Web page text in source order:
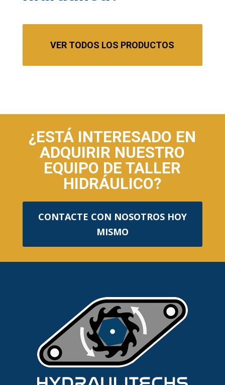
VER TODOS LOS PRODUCTOS
¿ESTÁ INTERESADO EN
ADQUIRIR NUESTRO
EQUIPO DE TALLER
HIDRÁULICO?
CONTACTE CON NOSOTROS HOY
MISMO